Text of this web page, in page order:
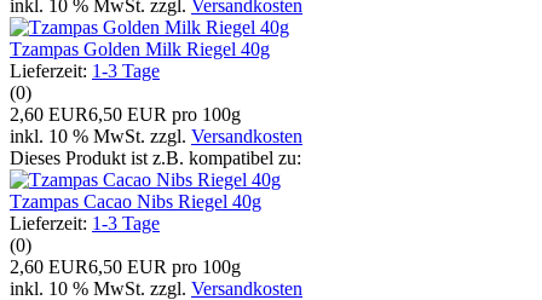
inkl. 10 % MwSt. zzgl. Versandkosten
Tzampas Golden Milk Riegel 40g
Lieferzeit: 1-3 Tage
(0)
2,60 EUR6,50 EUR pro 100g
inkl. 10 % MwSt. zzgl. Versandkosten
Dieses Produkt ist z.B. kompatibel zu:
Tzampas Cacao Nibs Riegel 40g
Lieferzeit: 1-3 Tage
(0)
2,60 EUR6,50 EUR pro 100g
inkl. 10 % MwSt. zzgl. Versandkosten